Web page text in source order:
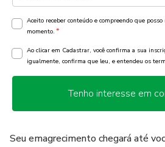
Aceito receber conteúdo e compreendo que
momento. *
Ao clicar em Cadastrar, você confirma a sua
igualmente, confirma que leu, e entendeu os
Tenho interesse em
Seu emagrecimento chegará até